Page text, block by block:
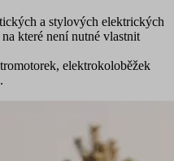
a stylových elektrických
které není nutné vlastnit
elektrokoloběžek